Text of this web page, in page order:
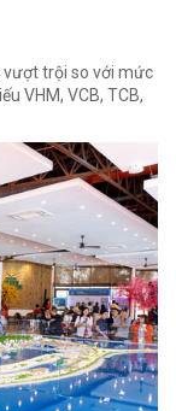
trội so với mức
VHM, VCB, TCB,